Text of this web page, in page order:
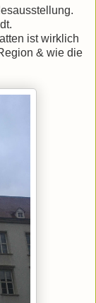
ist wirklich
& wie die